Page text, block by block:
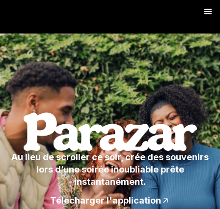
Au lieu de scroller ce soir, crée des souvenirs
lors d’une soirée inoubliable prête
instantanément.
Télécharger l'application